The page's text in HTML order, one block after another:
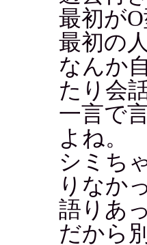
最初が
最初の
なんか
たり会
一言で
よね。
シミち
りなか
語りあ
だから